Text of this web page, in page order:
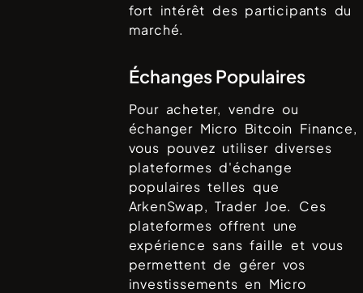
fort intérêt des participants du
marché.
Échanges Populaires
Pour acheter, vendre ou
échanger Micro Bitcoin Finance,
vous pouvez utiliser diverses
plateformes d'échange
populaires telles que
ArkenSwap, Trader Joe. Ces
plateformes offrent une
expérience sans faille et vous
permettent de gérer vos
investissements en Micro